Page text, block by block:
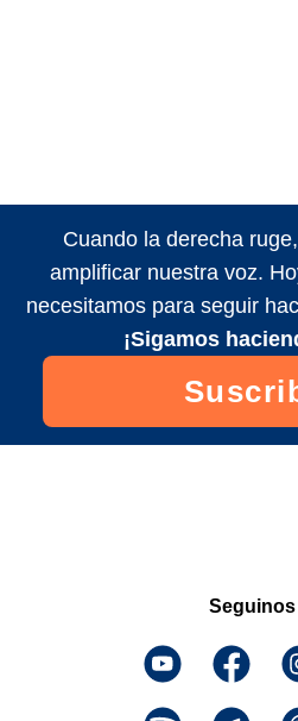
Cuando la derecha
amplificar nuestra voz.
necesitamos para seguir
¡Sigamos
Seguinos